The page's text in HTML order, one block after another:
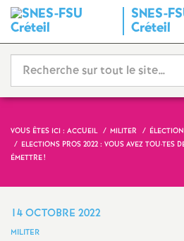
SNES-
Créteil
VOUS ÊTES ICI : ACCUEIL MILITER
ELECTIONS PROS 2022 : VOUS AVEZ TOU·TES
ÉMETTRE!
14 OCTOBRE 2022
MILITER